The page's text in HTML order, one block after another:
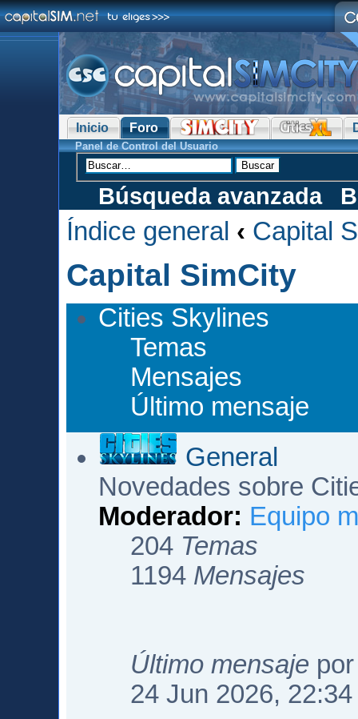
Inicio Foro
Panel de Control del Usuario
Búsqueda avanzada
Índice general ‹ Capital
Capital SimCity
Cities Skylines
Temas
Mensajes
Último mensaje
General
Novedades sobre
Moderador: Equipo
204 Temas
1194 Mensajes
Último mensaje
24 Jun 2026, 22:34